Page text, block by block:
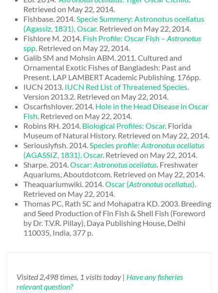
Retrieved on May 22, 2014.
Fishbase. 2014.Specie Summery: Astronotus ocellatus
(Agassiz, 1831), Oscar. Retrieved on May 22, 2014.
Fishlore M. 2014. Fish Profile: Oscar Fish –Astronotus
spp. Retrieved on May 22, 2014.
Galib SM and Mohsin ABM. 2011. Cultured and
Ornamental Exotic Fishes of Bangladesh: Past and
Present. LAP LAMBERT Academic Publishing. 176pp.
IUCN 2013. IUCN Red List of Threatened Species.
Version 2013.2. Retrieved on May 22, 2014.
Oscarfishlover. 2014. Hole in the Head Disease in Oscar
Fish. Retrieved on May 22, 2014.
Robins RH. 2014. Biological Profiles: Oscar. Florida
Museum of Natural History. Retrieved on May 22, 2014.
Seriouslyfish. 2014.Species profile:Astronotus ocellatus
(AGASSIZ, 1831), Oscar. Retrieved on May 22, 2014.
Sharpe. 2014.Oscar:Astronotus ocellatus. Freshwater
Aquariums, Aboutdotcom. Retrieved on May 22, 2014.
Theaquariumwiki. 2014.Oscar (Astronotus ocellatus).
Retrieved on May 22, 2014.
Thomas PC, Rath SC and Mohapatra KD. 2003. Breeding
and Seed Production of Fin Fish & Shell Fish (Foreword
by Dr. T.V.R. Pillay), Daya Publishing House, Delhi
110035, India, 377 p.
Visited 2,498 times, 1 visits today | Have any fisheries
relevant question?